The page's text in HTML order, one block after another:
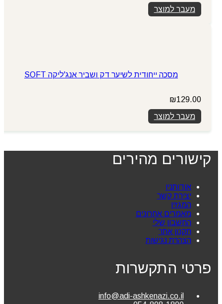
מעבר למוצר
מסכה ייחודית לשיער דק ושביר אנג'ליקה SOFT
₪129.00
מעבר למוצר
קישורים מהירים
אודותניו
יצירת קשר
המגזין
מאמרים אחרונים
החשבון שלי
תקנון אתר
הצהרת נגישות
פרטי התקשרות
info@adi-ashkenazi.co.il